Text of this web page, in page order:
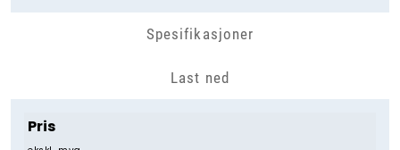
Spesifikasjoner
Last ned
Pris